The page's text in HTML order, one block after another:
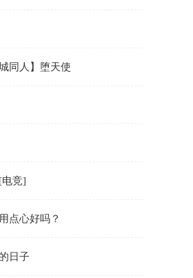
同人】堕天使
竞]
点心好吗？
日子